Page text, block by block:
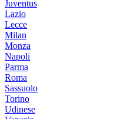
Juventus
Lazio
Lecce
Milan
Monza
Napoli
Parma
Roma
Sassuolo
Torino
Udinese